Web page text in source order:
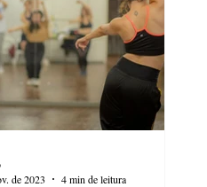
de 2023
4 min de leitura